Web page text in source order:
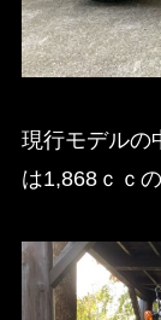
現行モデルの
は1,868ｃｃ